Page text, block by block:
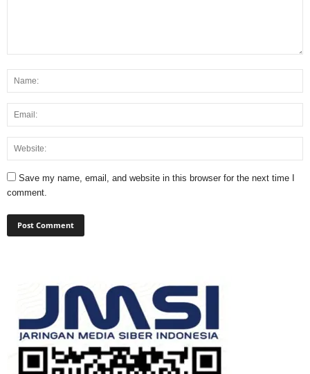
Save my name, email, and website in this browser for the next time I
comment.